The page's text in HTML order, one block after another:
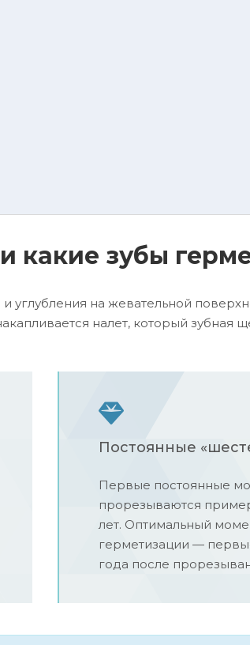
какие зубы
углубления на жевательной
налет, который зубная
Постоянные
Первые постоянные
прорезываются
лет. Оптимальный
герметизации —
года после